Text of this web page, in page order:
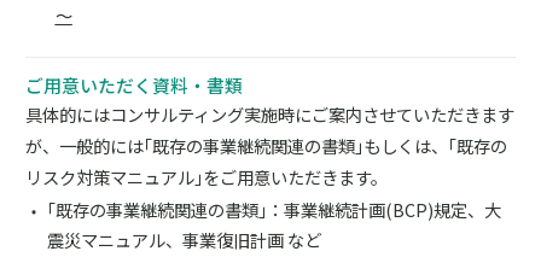
～
ご用意いただく資料・書類
具体的にはコンサルティング実施時にご案内させていただきます
が、一般的には｢既存の事業継続関連の書類｣もしくは、｢既存の
リスク対策マニュアル｣をご用意いただきます。
｢既存の事業継続関連の書類｣：事業継続計画(BCP)規定、大
震災マニュアル、事業復旧計画 など